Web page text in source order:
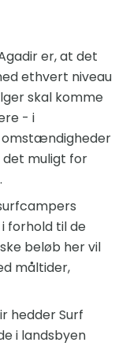
er, at det
ethvert niveau
skal komme
- i
omstændigheder
det muligt for
forhold til de
beløb her vil
måltider,
hedder Surf
i landsbyen